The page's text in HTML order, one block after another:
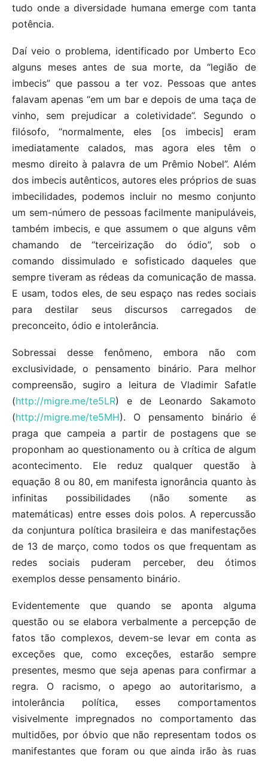
tudo onde a diversidade humana emerge com tanta
potência.
Daí veio o problema, identificado por Umberto Eco
alguns meses antes de sua morte, da “legião de
imbecis” que passou a ter voz. Pessoas que antes
falavam apenas “em um bar e depois de uma taça de
vinho, sem prejudicar a coletividade”. Segundo o
filósofo, “normalmente, eles [os imbecis] eram
imediatamente calados, mas agora eles têm o
mesmo direito à palavra de um Prêmio Nobel”. Além
dos imbecis autênticos, autores eles próprios de suas
imbecilidades, podemos incluir no mesmo conjunto
um sem-número de pessoas facilmente manipuláveis,
também imbecis, e que assumem o que alguns vêm
chamando de “terceirização do ódio”, sob o
comando dissimulado e sofisticado daqueles que
sempre tiveram as rédeas da comunicação de massa.
E usam, todos eles, de seu espaço nas redes sociais
para destilar seus discursos carregados de
preconceito, ódio e intolerância.
Sobressai desse fenômeno, embora não com
exclusividade, o pensamento binário. Para melhor
compreensão, sugiro a leitura de Vladimir Safatle
(http://migre.me/te5LR) e de Leonardo Sakamoto
(http://migre.me/te5MH). O pensamento binário é
praga que campeia a partir de postagens que se
proponham ao questionamento ou à crítica de algum
acontecimento. Ele reduz qualquer questão à
equação 8 ou 80, em manifesta ignorância quanto às
infinitas possibilidades (não somente as
matemáticas) entre esses dois polos. A repercussão
da conjuntura política brasileira e das manifestações
de 13 de março, como todos os que frequentam as
redes sociais puderam perceber, deu ótimos
exemplos desse pensamento binário.
Evidentemente que quando se aponta alguma
questão ou se elabora verbalmente a percepção de
fatos tão complexos, devem-se levar em conta as
exceções que, como exceções, estarão sempre
presentes, mesmo que seja apenas para confirmar a
regra. O racismo, o apego ao autoritarismo, a
intolerância política, esses comportamentos
visivelmente impregnados no comportamento das
multidões, por óbvio que não representam todos os
manifestantes que foram ou que ainda irão às ruas